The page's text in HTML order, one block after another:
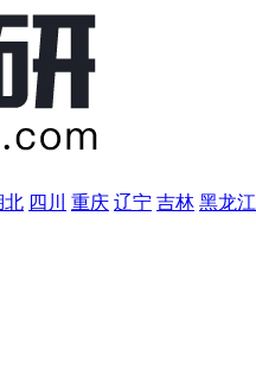
北 四川 重庆 辽宁 吉林 黑龙江